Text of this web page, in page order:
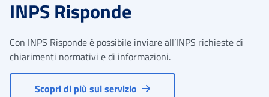
INPS Risponde
Con INPS Risponde è possibile inviare all’INPS richieste di
chiarimenti normativi e di informazioni.
Scopri di più sul servizio